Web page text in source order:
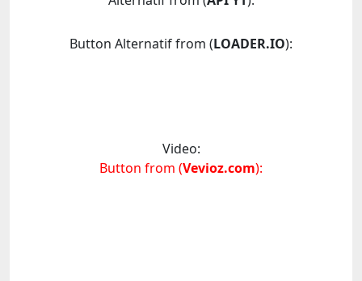
Button Alternatif from (LOADER.IO):
Video:
Button from (Vevioz.com):